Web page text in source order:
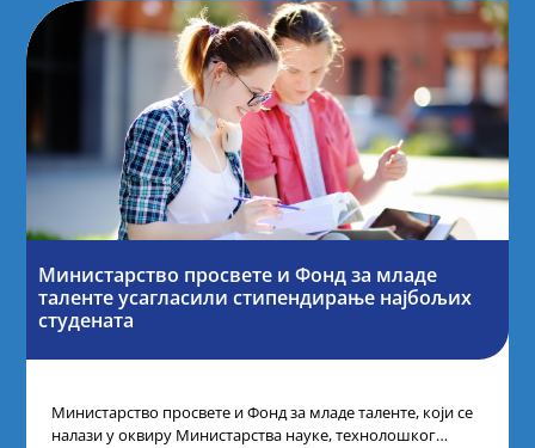
Министарство просвете и Фонд за младе
таленте усагласили стипендирање најбољих
студената
Министарство просвете и Фонд за младе таленте, који се
налази у оквиру Министарства науке, технолошког